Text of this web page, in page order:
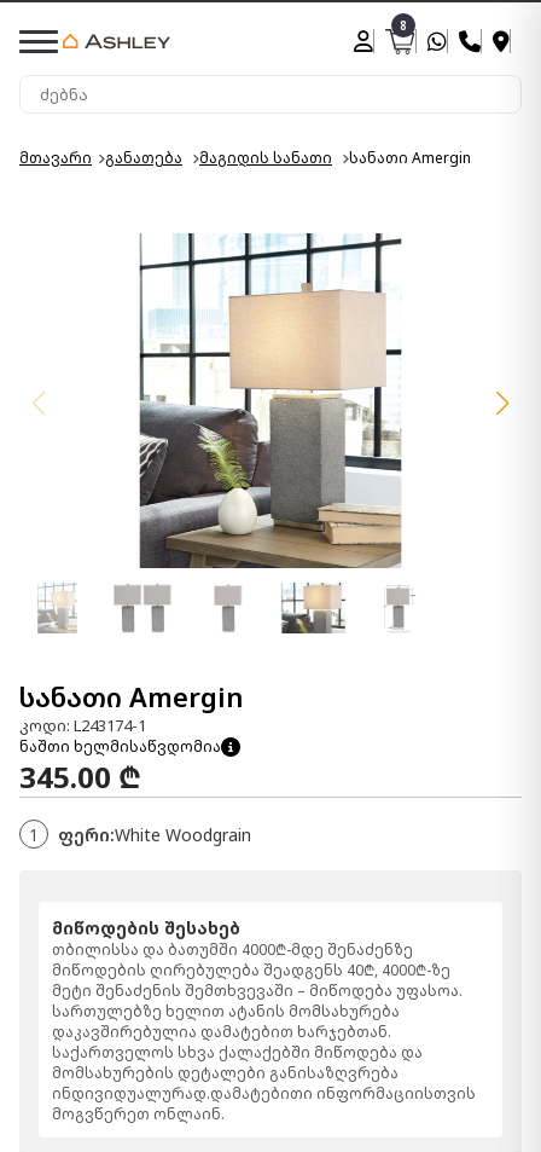
8
მთავარი განათება მაგიდის სანათი სანათი Amergin
სანათი Amergin
კოდი: L243174-1
ნაშთი ხელმისაწვდომია
345.00 ₾
1 ფერი:White Woodgrain
მიწოდების შესახებ
თბილისსა და ბათუმში 4000₾-მდე შენაძენზე
მიწოდების ღირებულება შეადგენს 40₾, 4000₾-ზე
მეტი შენაძენის შემთხვევაში – მიწოდება უფასოა.
სართულებზე ხელით ატანის მომსახურება
დაკავშირებულია დამატებით ხარჯებთან.
საქართველოს სხვა ქალაქებში მიწოდება და
მომსახურების დეტალები განისაზღვრება
ინდივიდუალურად.დამატებითი ინფორმაციისთვის
მოგვწერეთ ონლაინ.